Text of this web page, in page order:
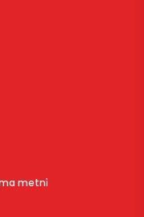
metni̇